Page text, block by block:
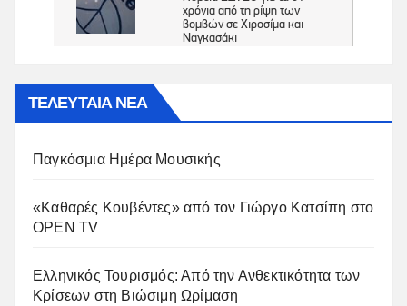
ΤΕΛΕΥΤΑΙΑ ΝΕΑ
Παγκόσμια Ημέρα Μουσικής
«Καθαρές Κουβέντες» από τον Γιώργο Κατσίπη στο
OPEN TV
Ελληνικός Τουρισμός: Από την Ανθεκτικότητα των
Κρίσεων στη Βιώσιμη Ωρίμαση